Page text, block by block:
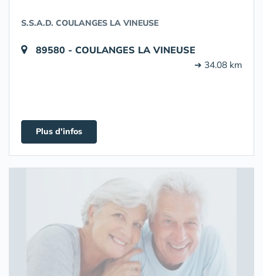
S.S.A.D. COULANGES LA VINEUSE
89580 - COULANGES LA VINEUSE
➔ 34.08 km
Plus d'infos